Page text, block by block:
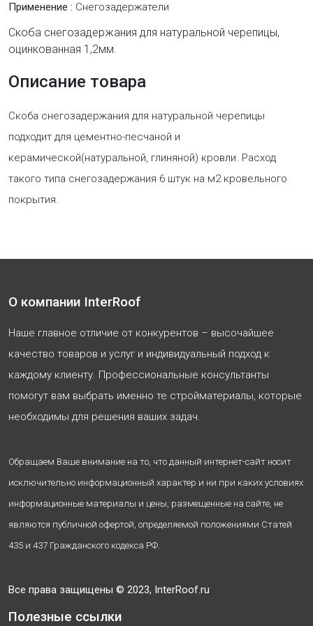
Применение : Снегозадержатели
Скоба снегозадержания для натуральной черепицы,
оцинкованная 1,2мм.
Описание товара
Скоба снегозадержания для натуральной черепицы
подходит для цементно-песчаной и
керамической(натуральной, глиняной) кровли. Расход
такого типа снегозадержания 6 штук на м2 кровельного
покрытия.
О компании InterRoof
Наше главное отличие от конкурентов – высочайшее
качество товаров и услуг и индивидуальный подход к
каждому клиенту. Профессиональные консультанты
помогут вам выбрать именно те стройматериалы, которые
необходимы для решения ваших задач.
Обращаем Ваше внимание на то, что данный интернет-сайт носит
исключительно информационный характер и ни при каких условиях
информационные материалы и цены, размещенные на сайте, не
являются публичной офертой, определяемой положениями Статей
435 и 437 Гражданского кодекса РФ.
Все права защищены © 2023, InterRoof.ru
Полезные ссылки